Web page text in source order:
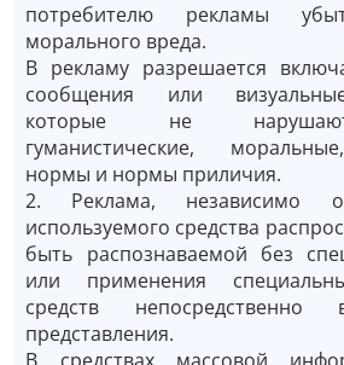
потребителю рекламы
морального вреда.
В рекламу разрешается
сообщения или
которые не
гуманистические,
нормы и нормы приличия.
2. Реклама,
используемого средства
быть распознаваемой без
или применения
средств
представления.